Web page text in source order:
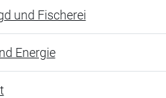
und Fischerei
Energie